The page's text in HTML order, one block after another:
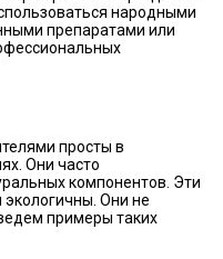
народными
препаратами или
просты в
Они часто
компонентов. Эти
экологичны. Они не
примеры таких